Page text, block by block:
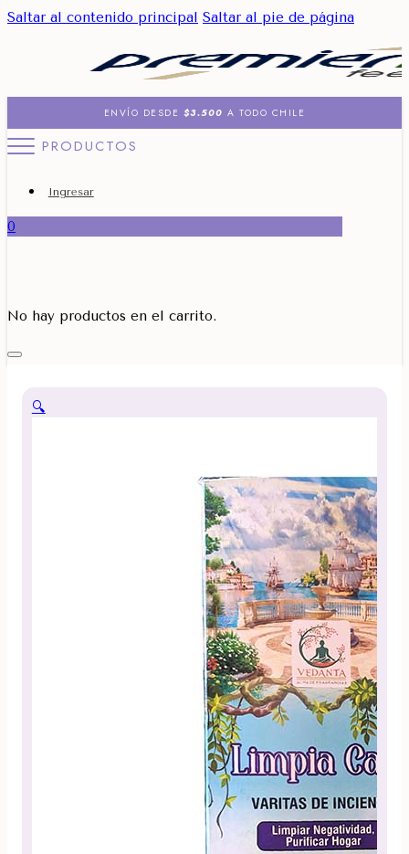
Saltar al contenido principal Saltar al pie de página
ENVÍO DESDE $3.500 A TODO CHILE
PRODUCTOS
Ingresar
0
No hay productos en el carrito.
🔍